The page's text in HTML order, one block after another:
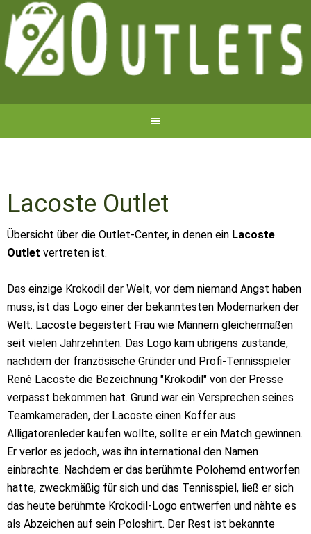
Lacoste Outlet
Übersicht über die Outlet-Center, in denen ein Lacoste
Outlet vertreten ist.
Das einzige Krokodil der Welt, vor dem niemand Angst haben
muss, ist das Logo einer der bekanntesten Modemarken der
Welt. Lacoste begeistert Frau wie Männern gleichermaßen
seit vielen Jahrzehnten. Das Logo kam übrigens zustande,
nachdem der französische Gründer und Profi-Tennisspieler
René Lacoste die Bezeichnung "Krokodil" von der Presse
verpasst bekommen hat. Grund war ein Versprechen seines
Teamkameraden, der Lacoste einen Koffer aus
Alligatorenleder kaufen wollte, sollte er ein Match gewinnen.
Er verlor es jedoch, was ihn international den Namen
einbrachte. Nachdem er das berühmte Polohemd entworfen
hatte, zweckmäßig für sich und das Tennisspiel, ließ er sich
das heute berühmte Krokodil-Logo entwerfen und nähte es
als Abzeichen auf sein Poloshirt. Der Rest ist bekannte